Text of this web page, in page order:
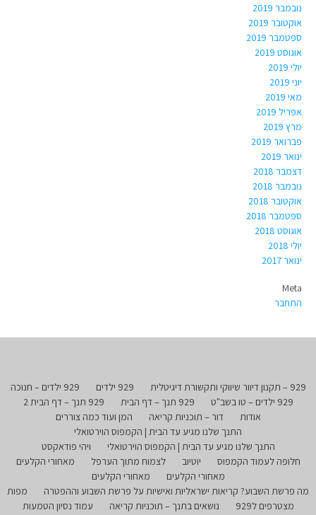
נובמבר 2019
אוקטובר 2019
ספטמבר 2019
אוגוסט 2019
יולי 2019
יוני 2019
מאי 2019
אפריל 2019
מרץ 2019
פברואר 2019
ינואר 2019
דצמבר 2018
נובמבר 2018
אוקטובר 2018
ספטמבר 2018
אוגוסט 2018
יולי 2018
ינואר 2017
Meta
התחבר
929 – תקנון דיוור שיווקי ותקשורת דיגיטלית 929 ילדים
929 ילדים – חנוכה
929 ילדים – טו בשב"ט
929 תנך – דף הבית
929 תנך – דף הבית 2
אודות
דור – תוכניות קריאה
המן ועוד כמה צוררים
התנך שלנו מגיע עד הבית | הקמפוס הוירטואלי
התנך שלנו מגיע עד הבית | הקמפוס הוירטואלי
ויהי פודאקסט
חלופה לעמוד הקמפוס
יוטיוב לצמוח מתוך הערפל
מאחורי הקלעים
מאחורי הקלעים
מאחורי הקלעים
מה פרשת השבוע? קריאות ישראליות ואישיות על פרשת השבוע וההפטרה
מפות
מצטרפים ל929
נושאים בתנך – תוכניות קריאה
עמוד נסיון הטמעות